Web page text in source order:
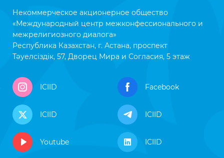
Некоммерческое акционерное общество
«Международный центр межконфессионального и
межрелигиозного диалога»
Республика Казахстан, г. Астана, проспект
Тәуелсіздік, 57, Дворец Мира и Согласия, 5 этаж
ICIID Facebook
ICIID ICIID
Youtube ICIID